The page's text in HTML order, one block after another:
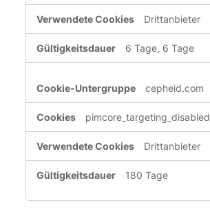
Drittanbieter
6 Tage, 6 Tage
cepheid.com
pimcore_targeting_disabled
Drittanbieter
180 Tage